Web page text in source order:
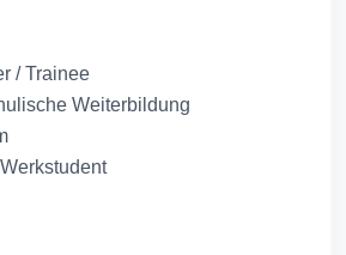
/ Trainee
Weiterbildung